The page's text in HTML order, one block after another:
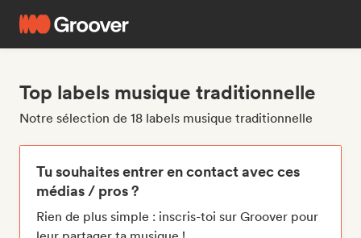
Top labels musique traditionnelle
Notre sélection de 18 labels musique traditionnelle
Tu souhaites entrer en contact avec ces
médias / pros ?
Rien de plus simple : inscris-toi sur Groover pour